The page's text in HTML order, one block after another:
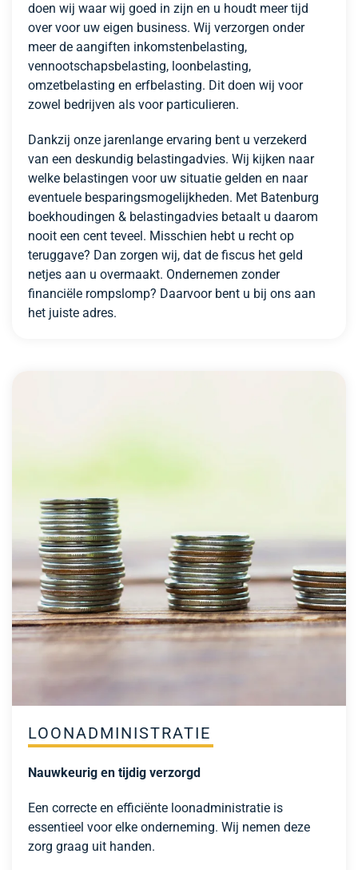
doen wij waar wij goed in zijn en u houdt meer tijd
over voor uw eigen business. Wij verzorgen onder
meer de aangiften inkomstenbelasting,
vennootschapsbelasting, loonbelasting,
omzetbelasting en erfbelasting. Dit doen wij voor
zowel bedrijven als voor particulieren.
Dankzij onze jarenlange ervaring bent u verzekerd
van een deskundig belastingadvies. Wij kijken naar
welke belastingen voor uw situatie gelden en naar
eventuele besparingsmogelijkheden. Met Batenburg
boekhoudingen & belastingadvies betaalt u daarom
nooit een cent teveel. Misschien hebt u recht op
teruggave? Dan zorgen wij, dat de fiscus het geld
netjes aan u overmaakt. Ondernemen zonder
financiële rompslomp? Daarvoor bent u bij ons aan
het juiste adres.
LOONADMINISTRATIE
Nauwkeurig en tijdig verzorgd
Een correcte en efficiënte loonadministratie is
essentieel voor elke onderneming. Wij nemen deze
zorg graag uit handen.